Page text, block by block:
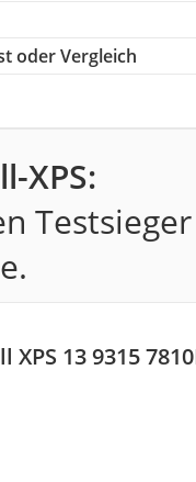
oder Vergleich
XPS:
XPS 13 9315